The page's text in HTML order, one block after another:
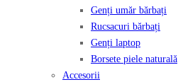
Genți umăr bărbați
Rucsacuri bărbați
Genți laptop
Borsete piele naturală
Accesorii